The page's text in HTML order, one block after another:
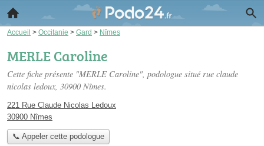
Accueil > Occitanie > Gard > Nîmes
MERLE Caroline
Cette fiche présente "MERLE Caroline", podologue situé rue claude
nicolas ledoux, 30900 Nîmes.
221 Rue Claude Nicolas Ledoux
30900 Nîmes
📞 Appeler cette podologue